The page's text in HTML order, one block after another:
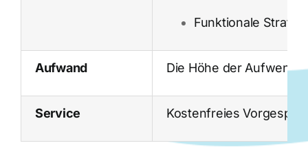
Funktionale
Aufwand Die Höhe der
Service Kostenfreies